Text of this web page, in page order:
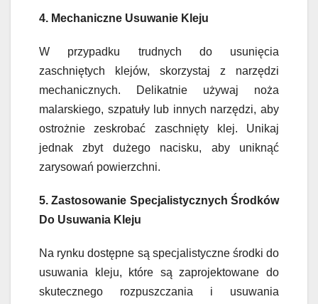
4. Mechaniczne Usuwanie Kleju
W przypadku trudnych do usunięcia
zaschniętych klejów, skorzystaj z narzędzi
mechanicznych. Delikatnie używaj noża
malarskiego, szpatuły lub innych narzędzi, aby
ostrożnie zeskrobać zaschnięty klej. Unikaj
jednak zbyt dużego nacisku, aby uniknąć
zarysowań powierzchni.
5. Zastosowanie Specjalistycznych Środków
Do Usuwania Kleju
Na rynku dostępne są specjalistyczne środki do
usuwania kleju, które są zaprojektowane do
skutecznego rozpuszczania i usuwania